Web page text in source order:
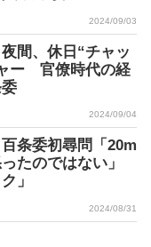
2024/09/03
間、休日“チャッ
ー 官僚時代の経
2024/09/04
条委初尋問「20m
たのではない」
」
2024/08/31